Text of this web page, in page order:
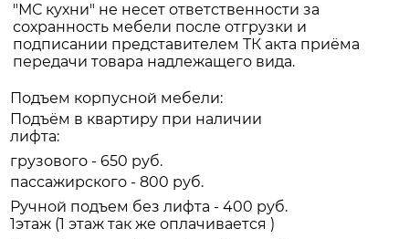
"МС кухни" не несет ответственности за
сохранность мебели после отгрузки и
подписании представителем ТК акта приёма
передачи товара надлежащего вида.
Подъем корпусной мебели:
Подъём в квартиру при наличии
лифта:
грузового - 650 руб.
пассажирского - 800 руб.
Ручной подъем без лифта - 400 руб.
1этаж (1 этаж так же оплачивается )